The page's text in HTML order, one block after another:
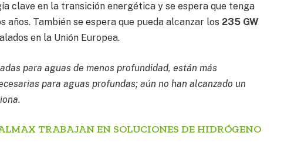
clave en la transición energética y se espera que tenga
También se espera que pueda alcanzar los 235 GW
en la Unión Europea.
para aguas de menos profundidad, están más
para aguas profundas; aún no han alcanzado un
TRABAJAN EN SOLUCIONES DE HIDRÓGENO